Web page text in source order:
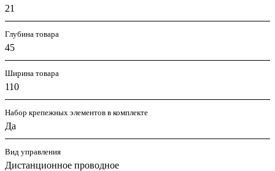
21
Глубина товара
45
Ширина товара
110
Набор крепежных элементов в комплекте
Да
Вид управления
Дистанционное проводное